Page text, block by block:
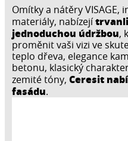
Omítky a nátěry
materiály, nabízejí
jednoduchou údržbou,
proměnit vaši vizi ve
teplo dřeva, elegance
betonu, klasický
zemité tóny, Ceresit
fasádu.